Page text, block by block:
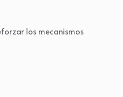
los mecanismos